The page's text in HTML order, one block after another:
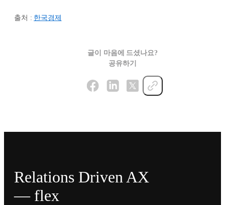
출처 : 한국경제
글이 마음에 드셨나요?
공유하기
Relations Driven AX
— flex